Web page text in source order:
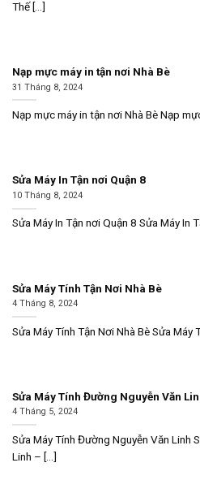
Thế [...]
Nạp mực máy in tận nơi Nhà Bè
31 Tháng 8, 2024
Nạp mực máy in tận nơi Nhà Bè Nạp
Sửa Máy In Tận nơi Quận 8
10 Tháng 8, 2024
Sửa Máy In Tận nơi Quận 8 Sửa Máy In
Sửa Máy Tính Tận Nơi Nhà Bè
4 Tháng 8, 2024
Sửa Máy Tính Tận Nơi Nhà Bè Sửa Máy
Sửa Máy Tính Đường Nguyễn Văn
4 Tháng 5, 2024
Sửa Máy Tính Đường Nguyễn Văn Linh
Linh – [...]